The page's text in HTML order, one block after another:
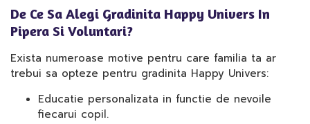
De Ce Sa Alegi Gradinita Happy Univers In
Pipera Si Voluntari?
Exista numeroase motive pentru care familia ta ar
trebui sa opteze pentru gradinita Happy Univers:
Educatie personalizata in functie de nevoile
fiecarui copil.